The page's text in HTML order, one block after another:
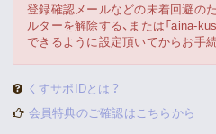
Meeting Room
Vlogssun
登録確認メールなどの未着回避の
ルターを解除する、または「aina-
できるように設定頂いてからお手
くすサポIDとは？
会員特典のご確認はこちらから